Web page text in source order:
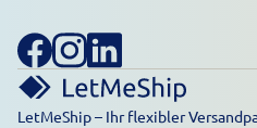
LetMeShip – Ihr flexibler